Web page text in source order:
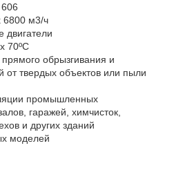
6800 м3/ч
70ºC
обрызгивания и
от твердых объектов или пыли
промышленных
гаражей, химчисток,
и других зданий
моделей